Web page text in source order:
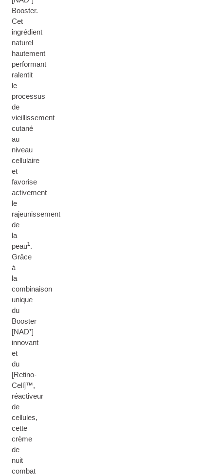
Booster.
Cet
ingrédient
naturel
hautement
performant
ralentit
le
processus
de
vieillissement
cutané
au
niveau
cellulaire
et
favorise
activement
le
rajeunissement
de
la
peau1 .
Grâce
à
la
combinaison
unique
du
Booster
[NAD⁺]
innovant
et
du
[Retino-
Cell]™,
réactiveur
de
cellules,
cette
crème
de
nuit
combat